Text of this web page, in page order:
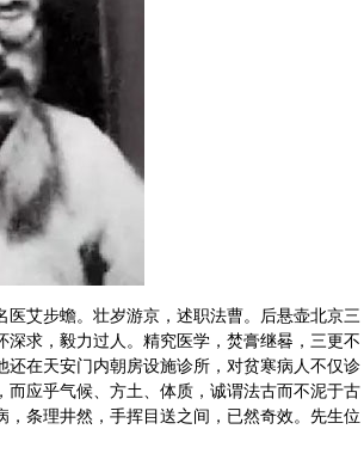
艾步蟾。壮岁游京，述职法曹。后悬壶北京三
求，毅力过人。精究医学，焚膏继晷，三更不
在天安门内朝房设施诊所，对贫寒病人不仅诊
应乎气候、方土、 体质 ，诚谓法古而不泥于古
条理井然，手挥目送之间，已然奇效。先生位